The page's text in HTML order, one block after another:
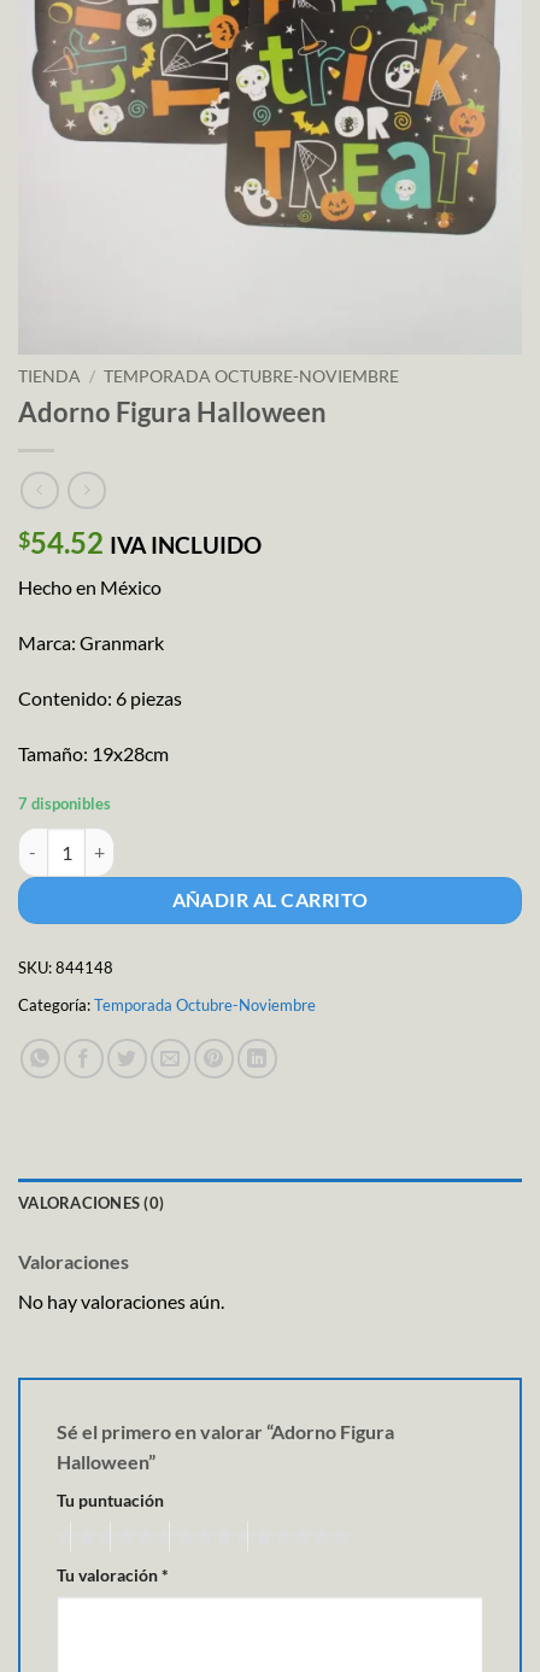
TIENDA / TEMPORADA OCTUBRE-NOVIEMBRE
Adorno Figura Halloween
$54.52 IVA INCLUIDO
Hecho en México
Marca: Granmark
Contenido: 6 piezas
Tamaño: 19x28cm
7 disponibles
Adorno Figura Halloween cantidad
AÑADIR AL CARRITO
SKU:844148
Categoría:Temporada Octubre-Noviembre
VALORACIONES (0)
Valoraciones
No hay valoraciones aún.
Sé el primero en valorar “Adorno Figura
Halloween”
Tu puntuación
Tu valoración*